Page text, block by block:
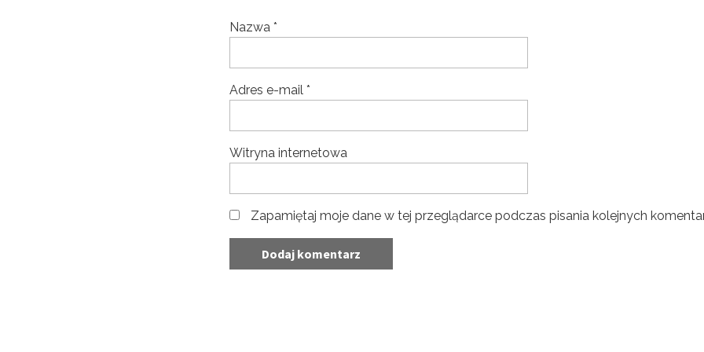
Nazwa *
Adres e-mail *
Witryna internetowa
Zapamiętaj moje dane w tej przeglądarce podczas pisania kolejnych